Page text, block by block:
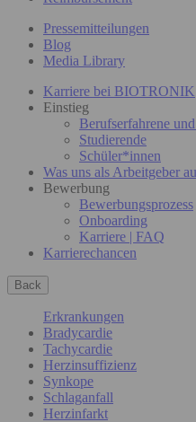
Pressemitteilungen
Blog
Media Library
Karriere bei BIOTRONIK
Einstieg
Berufserfahrene
Studierende
Schüler*innen
Was uns als Arbeitgeber
Bewerbung
Bewerbungsprozess
Onboarding
Karriere | FAQ
Karrierechancen
Back
Erkrankungen
Bradycardie
Tachycardie
Herzinsuffizienz
Synkope
Schlaganfall
Herzinfarkt